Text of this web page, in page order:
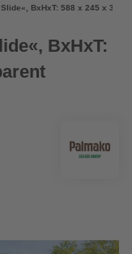
BxHxT: 588 x 245 x 300
BxHxT: